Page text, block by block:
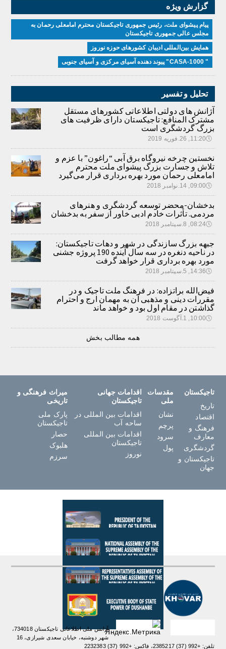
گزارش ویژه
پیام پیشوای ملت، رئیس جمهوری تاجیکستان محترم امامعلی رحمان به
مجلس عالی جمهوری تاجیکستان
همایش بین‌المللی ادیبان کشور‌های حوزه نوروز
" CASA-1000" پیوند دهنده آسیای مرکزی و آسیای جنوبی
تحلیل و تفسیر
آژانش های دولتی اطلاعاتی کشورهای مستقل
مشترک المنافع: تاجیکستان دارای ظرفیت های
بزرگ گردشگری است
🕔11:20, 26.فوریه 2019
نخستین چرخه نیروگاه برق آبی “راغون” با عزم و
تلاش و جسارت بزرگ پیشوای ملت محترم
امامعلی رحمان مورد بهره برداری قرار می‌گیرد
🕔09:00, 14.نوامبر 2018
بدخشان-محضر توسعه گردشگری و هنرهای
مردمی. تأثرات خادم ادبی خاور از سفر به بدخشان
🕔08:24, 8.سپتامبر 2018
جبهه بزرگ سازندگی در شهر و دهات تاجیکستان:
در ناحیه دنغره در سه سال آینده 190 پروژه جشنی
مورد بهره برداری قرار خواهد گرفت
🕔14:36, 5.سپتامبر 2018
فیض‌الله براتزاده: در فرهنگ ملت تاجیک و در
مقررات دینی و مذهبی آن به مهمان ارج و احترام
گذاشتن در مقام اول بود و خواهد ماند
🕔10:00, 1.آگوست 2018
همه مطالب بخش
تاجیکستان
تاریخ
اقتصاد
فرهنگ و
معارف
گردشگری
تاجیکستان و
جهان
مقدسات
ملی
نشان
پرچم
سرود
پول
اقدامات جهانی
تاجیکستان
اقدامات بین المللی در
ساحه آب
اقدامات بین المللی
تاجیکستان
نوروز
میراث فرهنگی و
تاریخی
پارک ملی
تاجیکستان
حصار
هلبوک
سرزم
آژانس ملی اطلاعاتی تاجیکستان 734018،
شهر دوشنبه، خیابان سعدی شیرازی، 16
تلفن: +992 (37) 2385217، فاکس: +992 (37) 2232383